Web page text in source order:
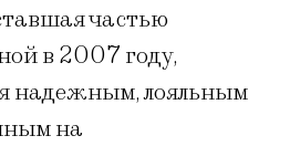
частью
в 2007 году,
надежным, лояльным
на